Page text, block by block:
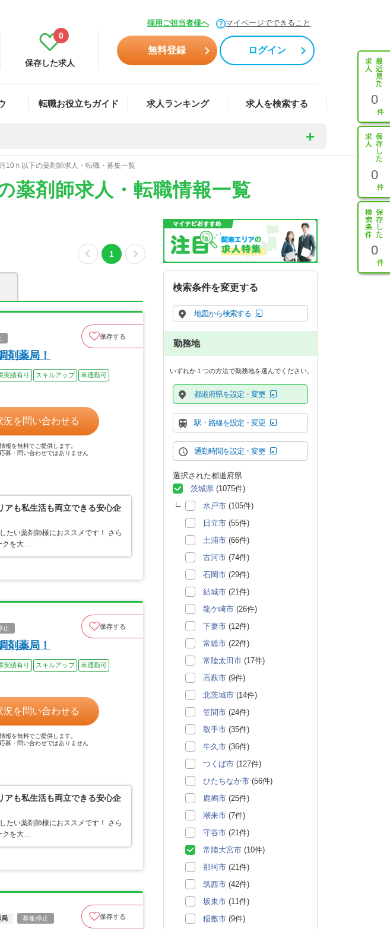
採用ご担当者様へ マイページでできること
保存した求人
0
無料登録 ログイン
転職お役立ちガイド 求人ランキング 求人を検索する 0
0
0
10ｈ以下の薬剤師求人・転職・募集一覧
薬剤師求人・転職情報一覧
1
保存する
剤薬局！
実績有り スキルアップ
車通勤可
況を問い合わせる
報を無料でご提供します。
募・問い合わせではありません
アも私生活も両立できる安心企
たい薬剤師様におススメです！ さら
クを大…
止 保存する
剤薬局！
実績有り スキルアップ
車通勤可
況を問い合わせる
報を無料でご提供します。
募・問い合わせではありません
アも私生活も両立できる安心企
たい薬剤師様におススメです！ さら
クを大…
局 募集停止 保存する
検索条件を変更する
地図から検索する
勤務地
いずれか１つの方法で勤務地を選んでください。
都道府県を設定・変更
駅・路線を設定・変更
通勤時間を設定・変更
選択された都道府県
茨城県 (1075件)
水戸市 (105件)
日立市 (55件)
土浦市 (66件)
古河市 (74件)
石岡市 (29件)
結城市 (21件)
龍ケ崎市 (26件)
下妻市 (12件)
常総市 (22件)
常陸太田市 (17件)
高萩市 (9件)
北茨城市 (14件)
笠間市 (24件)
取手市 (35件)
牛久市 (36件)
つくば市 (127件)
ひたちなか市 (56件)
鹿嶋市 (25件)
潮来市 (7件)
守谷市 (21件)
常陸大宮市 (10件)
那珂市 (21件)
筑西市 (42件)
坂東市 (11件)
稲敷市 (9件)